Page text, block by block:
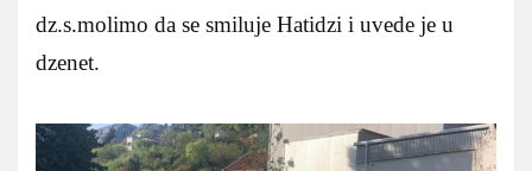
dz.s.molimo da se smiluje Hatidzi i uvede je u
dzenet.